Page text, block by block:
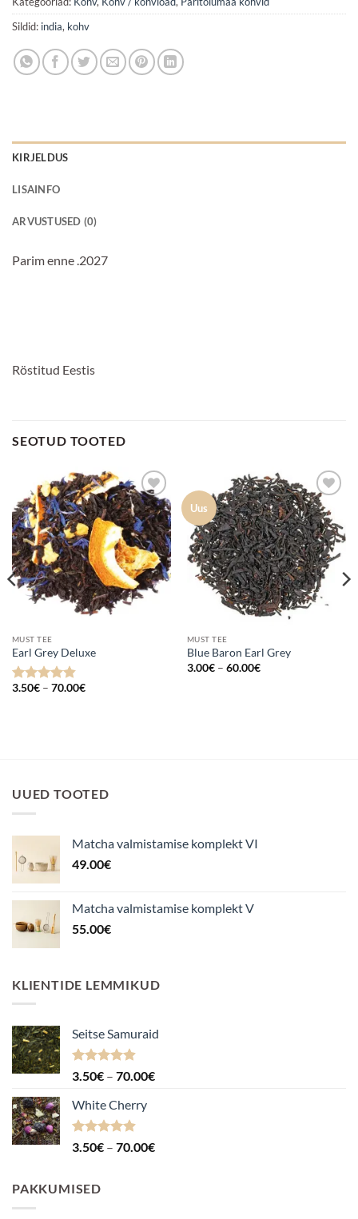
Sildid: india, kohv
KIRJELDUS
LISAINFO
ARVUSTUSED (0)
Parim enne .2027
Röstitud Eestis
SEOTUD TOOTED
Lisa
lemmikuks
MUST TEE
Earl Grey Deluxe
Hinnanguga
3.50€ – 70.00€Hinnavahemik:
Uus
Lisa
lemmikuks
MUST TEE
Blue Baron Earl Grey
3.00€ – 60.00€Hinnavahemik:
UUED TOOTED
Matcha valmistamise komplekt VI
49.00€
Matcha valmistamise komplekt V
55.00€
KLIENTIDE LEMMIKUD
Seitse Samuraid
Hinnanguga
3.50€ – 70.00€Hinnavahemik:
White Cherry
Hinnanguga
3.50€ – 70.00€Hinnavahemik:
PAKKUMISED